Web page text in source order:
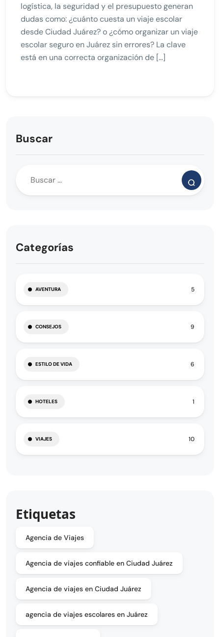
logística, la seguridad y el presupuesto generan
dudas como: ¿cuánto cuesta un viaje escolar
desde Ciudad Juárez? o ¿cómo organizar un viaje
escolar seguro en Juárez sin errores? La clave
está en una correcta organización de […]
Buscar
Categorías
AVENTURA 5
CONSEJOS 9
ESTILO DE VIDA 6
HOTELES 1
VIAJES 10
Etiquetas
Agencia de Viajes
Agencia de viajes confiable en Ciudad Juárez
Agencia de viajes en Ciudad Juárez
agencia de viajes escolares en Juárez